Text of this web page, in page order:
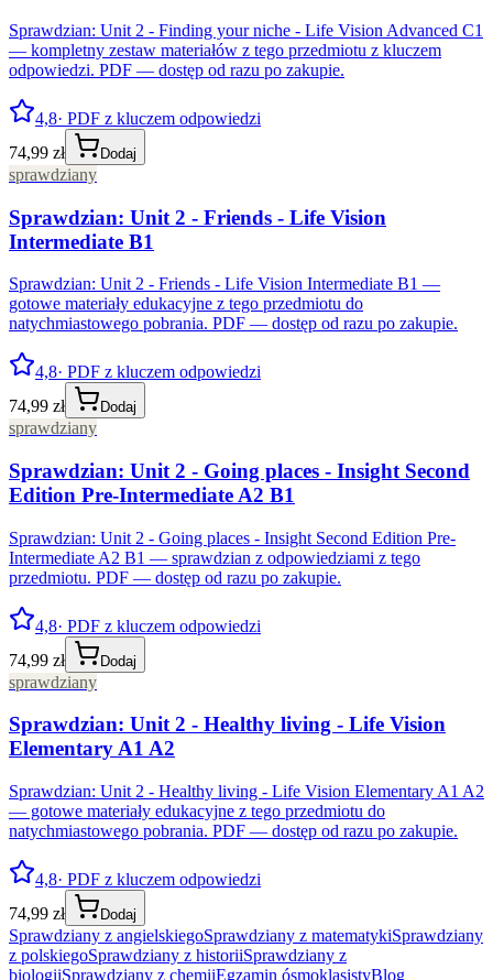
Sprawdzian: Unit 2 - Finding your niche - Life Vision Advanced C1
— kompletny zestaw materiałów z tego przedmiotu z kluczem
odpowiedzi. PDF — dostęp od razu po zakupie.
4,8· PDF z kluczem odpowiedzi
74,99 zł
Dodaj
sprawdziany
Sprawdzian: Unit 2 - Friends - Life Vision
Intermediate B1
Sprawdzian: Unit 2 - Friends - Life Vision Intermediate B1 —
gotowe materiały edukacyjne z tego przedmiotu do
natychmiastowego pobrania. PDF — dostęp od razu po zakupie.
4,8· PDF z kluczem odpowiedzi
74,99 zł
Dodaj
sprawdziany
Sprawdzian: Unit 2 - Going places - Insight Second
Edition Pre-Intermediate A2 B1
Sprawdzian: Unit 2 - Going places - Insight Second Edition Pre-
Intermediate A2 B1 — sprawdzian z odpowiedziami z tego
przedmiotu. PDF — dostęp od razu po zakupie.
4,8· PDF z kluczem odpowiedzi
74,99 zł
Dodaj
sprawdziany
Sprawdzian: Unit 2 - Healthy living - Life Vision
Elementary A1 A2
Sprawdzian: Unit 2 - Healthy living - Life Vision Elementary A1 A2
— gotowe materiały edukacyjne z tego przedmiotu do
natychmiastowego pobrania. PDF — dostęp od razu po zakupie.
4,8· PDF z kluczem odpowiedzi
74,99 zł
Dodaj
Sprawdziany z angielskiegoSprawdziany z matematykiSprawdziany
z polskiegoSprawdziany z historiiSprawdziany z
biologiiSprawdziany z chemiiEgzamin ósmoklasistyBlog